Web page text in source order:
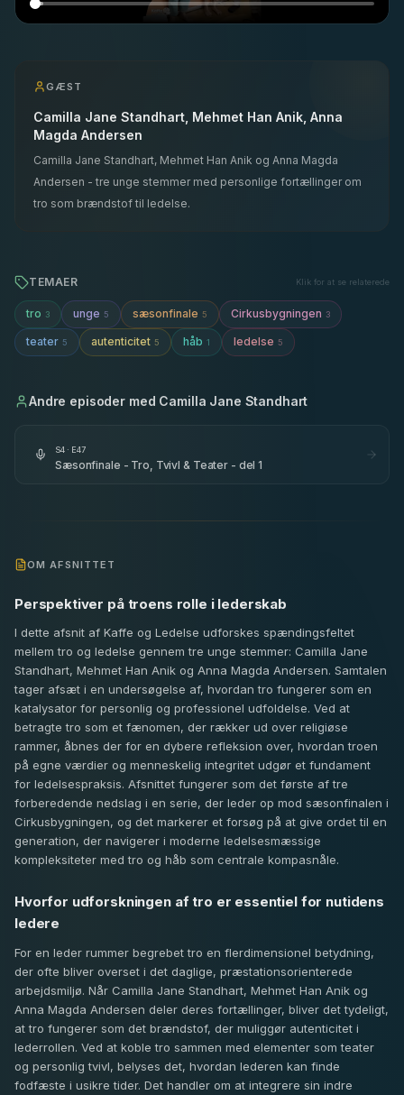
GÆST
Camilla Jane Standhart, Mehmet Han Anik, Anna
Magda Andersen
Camilla Jane Standhart, Mehmet Han Anik og Anna Magda
Andersen - tre unge stemmer med personlige fortællinger om
tro som brændstof til ledelse.
TEMAER Klik for at se relaterede
tro 3 unge 5 sæsonfinale 5 Cirkusbygningen 3
teater 5 autenticitet 5 håb 1 ledelse 5
Andre episoder med Camilla Jane Standhart
S4 · E47
Sæsonfinale - Tro, Tvivl & Teater - del 1
OM AFSNITTET
Perspektiver på troens rolle i lederskab
I dette afsnit af Kaffe og Ledelse udforskes spændingsfeltet
mellem tro og ledelse gennem tre unge stemmer: Camilla Jane
Standhart, Mehmet Han Anik og Anna Magda Andersen. Samtalen
tager afsæt i en undersøgelse af, hvordan tro fungerer som en
katalysator for personlig og professionel udfoldelse. Ved at
betragte tro som et fænomen, der rækker ud over religiøse
rammer, åbnes der for en dybere refleksion over, hvordan troen
på egne værdier og menneskelig integritet udgør et fundament
for ledelsespraksis. Afsnittet fungerer som det første af tre
forberedende nedslag i en serie, der leder op mod sæsonfinalen i
Cirkusbygningen, og det markerer et forsøg på at give ordet til en
generation, der navigerer i moderne ledelsesmæssige
kompleksiteter med tro og håb som centrale kompasnåle.
Hvorfor udforskningen af tro er essentiel for nutidens
ledere
For en leder rummer begrebet tro en flerdimensionel betydning,
der ofte bliver overset i det daglige, præstationsorienterede
arbejdsmiljø. Når Camilla Jane Standhart, Mehmet Han Anik og
Anna Magda Andersen deler deres fortællinger, bliver det tydeligt,
at tro fungerer som det brændstof, der muliggør autenticitet i
lederrollen. Ved at koble tro sammen med elementer som teater
og personlig tvivl, belyses det, hvordan lederen kan finde
fodfæste i usikre tider. Det handler om at integrere sin indre